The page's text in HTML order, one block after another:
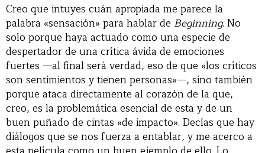
Creo que intuyes cuán apropiada me parece la
palabra «sensación» para hablar de Beginning. No
solo porque haya actuado como una especie de
despertador de una crítica ávida de emociones
fuertes —al final será verdad, eso de que «los críticos
son sentimientos y tienen personas»—, sino también
porque ataca directamente al corazón de la que,
creo, es la problemática esencial de esta y de un
buen puñado de cintas «de impacto». Decías que hay
diálogos que se nos fuerza a entablar, y me acerco a